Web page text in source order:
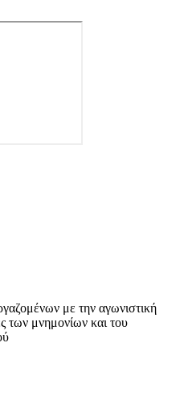
με την αγωνιστική
των μνημονίων και του